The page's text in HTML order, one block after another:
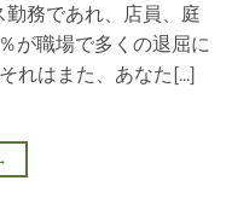
務であれ、店員、庭
が職場で多くの退屈に
れはまた、あなた[...]